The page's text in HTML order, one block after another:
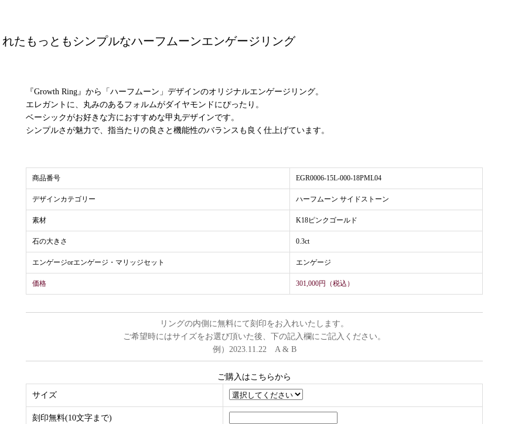
たもっともシンプルなハーフムーンエンゲージリング
『Growth Ring』から「ハーフムーン」デザインのオリジナルエンゲージリング。
エレガントに、丸みのあるフォルムがダイヤモンドにぴったり。
ベーシックがお好きな方におすすめな甲丸デザインです。
シンプルさが魅力で、指当たりの良さと機能性のバランスも良く仕上げています。
商品番号 EGR0006-15L-000-18PML04
デザインカテゴリー ハーフムーン サイドストーン
素材 K18ピンクゴールド
石の大きさ 0.3ct
エンゲージorエンゲージ・マリッジセット エンゲージ
価格 301,000円（税込）
リングの内側に無料にて刻印をお入れいたします。
ご希望時にはサイズをお選び頂いた後、下の記入欄にご記入ください。
例）2023.11.22 A & B
ご購入はこちらから
サイズ
刻印無料(10文字まで)